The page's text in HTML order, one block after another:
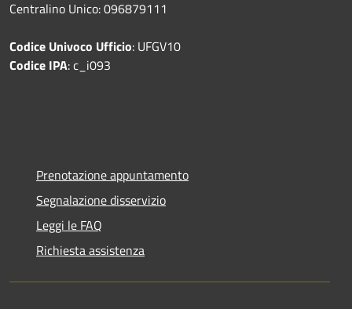
Centralino Unico: 096879111
Codice Univoco Ufficio: UFGV10
Codice IPA: c_i093
Prenotazione appuntamento
Segnalazione disservizio
Leggi le FAQ
Richiesta assistenza